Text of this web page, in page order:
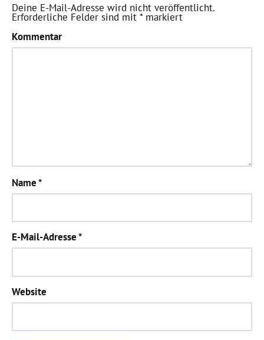
Deine E-Mail-Adresse wird nicht veröffentlicht.
Erforderliche Felder sind mit*markiert
Kommentar
Name*
E-Mail-Adresse*
Website